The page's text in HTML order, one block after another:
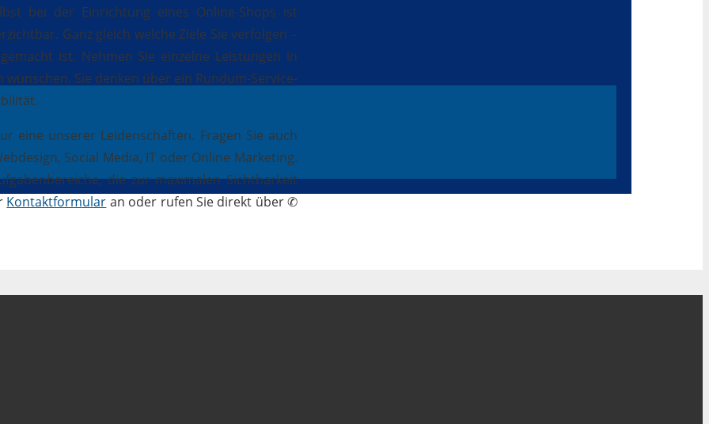
bei der Einrichtung eines Online-Shops ist
Ganz gleich welche Ziele Sie verfolgen –
ist. Nehmen Sie einzelne Leistungen in
Sie denken über ein Rundum-Service-
eine unserer Leidenschaften. Fragen Sie auch
Social Media, IT oder Online Marketing.
die zur maximalen Sichtbarkeit
Kontaktformular an oder rufen Sie direkt über ✆